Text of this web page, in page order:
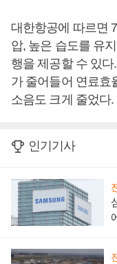
대한항공에 따르면
압, 높은 습도를 유
행을 제공할 수 있
가 줄어들어 연료효
소음도 크게 줄었다
인기기사